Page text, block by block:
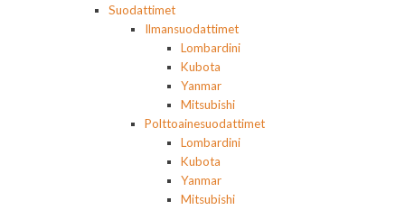
Suodattimet
Ilmansuodattimet
Lombardini
Kubota
Yanmar
Mitsubishi
Polttoainesuodattimet
Lombardini
Kubota
Yanmar
Mitsubishi